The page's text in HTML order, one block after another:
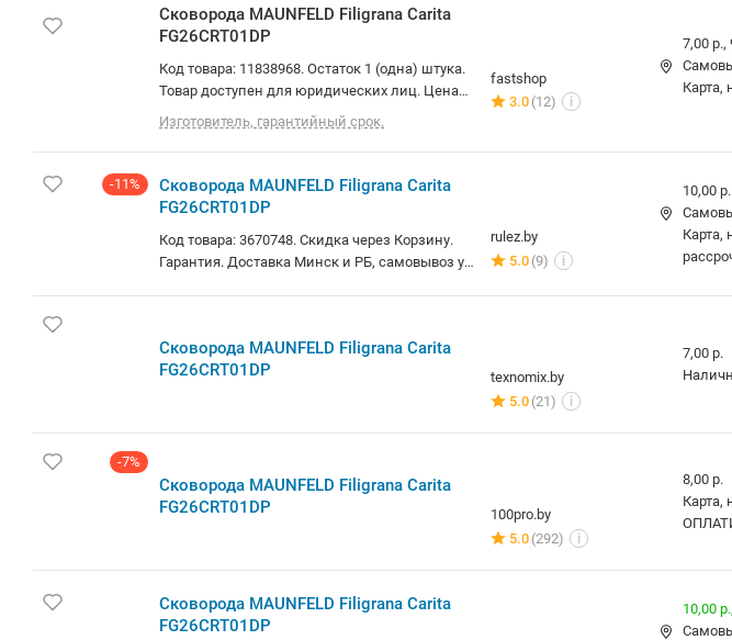
Сковорода MAUNFELD Filigrana Carita
FG26CRT01DP
Код товара: 11838968. Остаток 1 (одна) штука.
Товар доступен для юридических лиц. Цена
указана с НДС. Доставка по Минску и РБ.
Самовывоз (площадь Бангалор). О товаре:
стандартная, алюминий, покрытие
минеральное, 26 см, бакелитовая ручка
Изготовитель, гарантийный срок.
fastshop
3.0 (12) i
7,00 р.,
-11%
Сковорода MAUNFELD Filigrana Carita
FG26CRT01DP
Код товара: 3670748. Скидка через Корзину.
Гарантия. Доставка Минск и РБ, самовывоз у
rulez.by
5.0 (9) i
10,00 р.
карта, наличные,
Сковорода MAUNFELD Filigrana Carita
FG26CRT01DP
texnomix.by
5.0 (21) i
7,00 р.
-7%
Сковорода MAUNFELD Filigrana Carita
FG26CRT01DP
100pro.by
5.0 (292) i
8,00 р.
карта, наличные,
Сковорода MAUNFELD Filigrana Carita
FG26CRT01DP
10,00 р.,